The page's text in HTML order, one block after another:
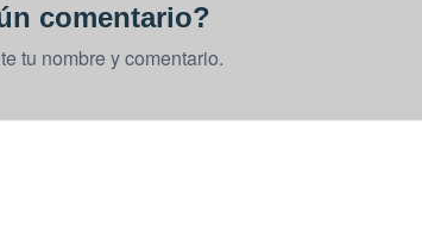
comentario?
tu nombre y comentario.